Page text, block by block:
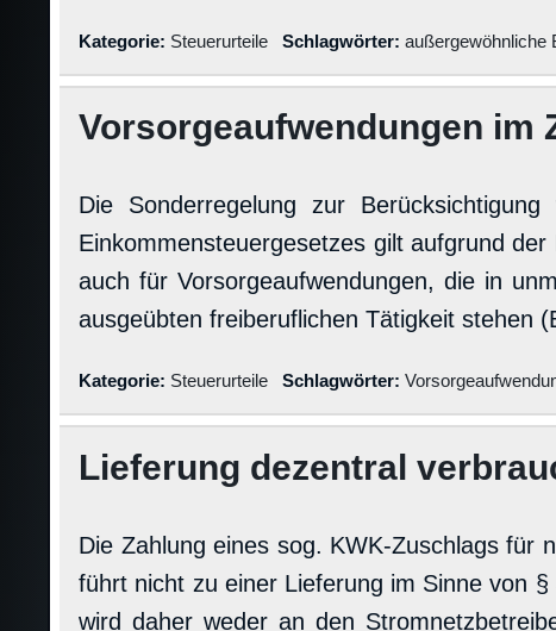
Kategorie: Steuerurteile Schlagwörter: außergewöhnliche
Vorsorgeaufwendungen im
Die Sonderregelung zur
Einkommensteuergesetzes gilt aufgrund
auch für Vorsorgeaufwendungen, die in
ausgeübten freiberuflichen Tätigkeit stehen
Kategorie: Steuerurteile Schlagwörter:
Lieferung dezentral
Die Zahlung eines sog. KWK-Zuschlags für
führt nicht zu einer Lieferung im Sinne von
wird daher weder an den